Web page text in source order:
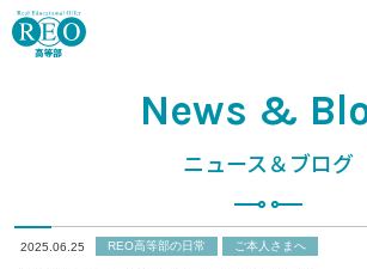
REO高等部について
News &
ニュース＆ブログ
2025.06.25 REO高等部の日常 ご本人さまへ